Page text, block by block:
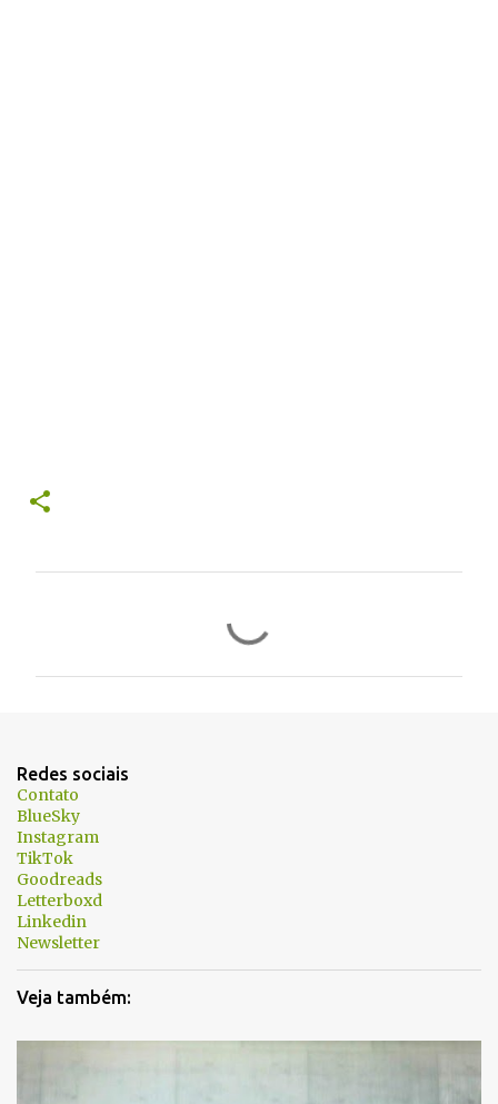
á
r
i
o
s
Redes sociais
Contato
BlueSky
Instagram
TikTok
Goodreads
Letterboxd
Linkedin
Newsletter
Veja também: